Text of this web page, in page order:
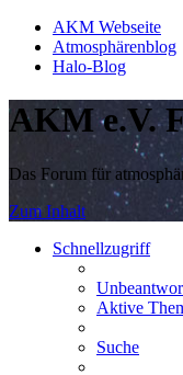
AKM Webseite
Atmosphärenblog
Halo-Blog
AKM e.V.
Das Forum für
Zum Inhalt
Schnellzugriff
Aktive
Suche